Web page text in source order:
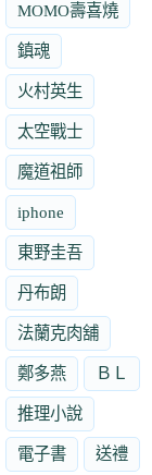
MOMO壽喜燒
鎮魂
火村英生
太空戰士
魔道祖師
iphone
東野圭吾
丹布朗
法蘭克肉舖
鄭多燕 ＢＬ
推理小說
電子書 送禮